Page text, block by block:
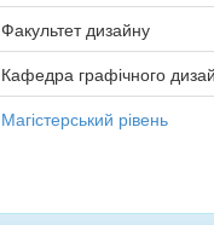
Факультет дизайну
Кафедра графічного
Магістерський рівень